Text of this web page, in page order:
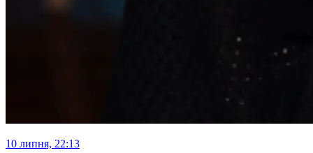
10 липня, 22:13